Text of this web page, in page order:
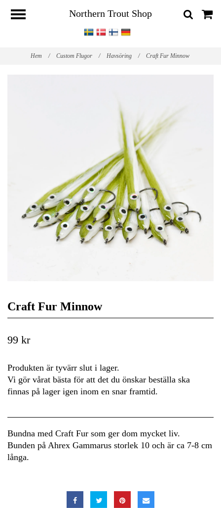
Northern Trout Shop
Hem / Custom Flugor / Havsöring / Craft Fur Minnow
Craft Fur Minnow
99 kr
Produkten är tyvärr slut i lager.
Vi gör vårat bästa för att det du önskar beställa ska
finnas på lager igen inom en snar framtid.
Bundna med Craft Fur som ger dom mycket liv.
Bunden på Ahrex Gammarus storlek 10 och är ca 7-8 cm
långa.